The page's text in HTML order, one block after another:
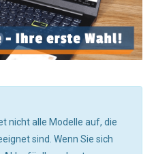
nicht alle Modelle auf, die
sind. Wenn Sie sich